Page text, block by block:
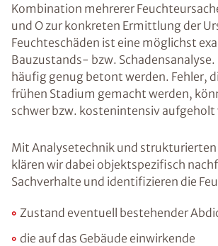
Kombination mehrerer
und O zur konkreten Ermittlung der
Feuchteschäden ist eine möglichst
Bauzustands- bzw. Schadensanalyse.
häufig genug betont werden. Fehler,
frühen Stadium gemacht werden,
schwer bzw. kostenintensiv aufgeholt
Mit Analysetechnik und strukturierten
klären wir dabei objektspezifisch
Sachverhalte und identifizieren die
Zustand eventuell bestehender
die auf das Gebäude einwirkende